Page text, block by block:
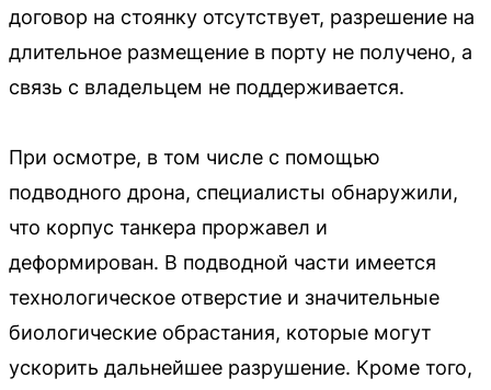
договор на стоянку отсутствует, разрешение на
длительное размещение в порту не получено, а
связь с владельцем не поддерживается.
При осмотре, в том числе с помощью
подводного дрона, специалисты обнаружили,
что корпус танкера проржавел и
деформирован. В подводной части имеется
технологическое отверстие и значительные
биологические обрастания, которые могут
ускорить дальнейшее разрушение. Кроме того,